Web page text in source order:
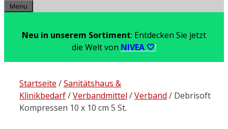
Menu
Neu in unserem Sortiment: Entdecken Sie jetzt
die Welt von NIVEA 🤍!
Startseite /Sanitätshaus &
Klinikbedarf/Verbandmittel /Verband / Debrisoft
Kompressen 10 x 10 cm 5 St.